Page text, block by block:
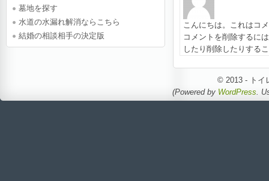
墓地を探す
水道の水漏れ解消ならこちら
結婚の相談相手の決定版
こんにちは。これはコ
コメントを削除するに
したり削除したりする
© 2013 - トイ
(Powered by WordPress.